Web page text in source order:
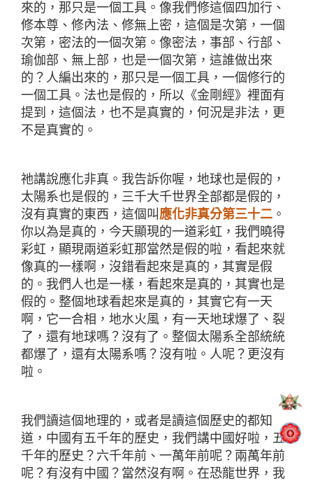
來的，那只是一個工具。像我們修這個四加行、
修本尊、修內法、修無上密，這個是次第，一個
次第，密法的一個次第。像密法，事部、行部、
瑜伽部、無上部，也是一個次第，這誰做出來
的？人編出來的，那只是一個工具，一個修行的
一個工具。法也是假的，所以《金剛經》裡面有
提到，這個法，也不是真實的，何況是非法，更
不是真實的。
祂講說應化非真。我告訴你喔，地球也是假的，
太陽系也是假的，三千大千世界全部都是假的，
沒有真實的東西，這個叫應化非真分第三十二 。
你以為是真的，今天顯現的一道彩虹，我們曉得
彩虹，顯現兩道彩虹那當然是假的啦，看起來就
像真的一樣啊，沒錯看起來是真的，其實是假
的。我們人也是一樣，看起來是真的，其實也是
假的。整個地球看起來是真的，其實它有一天
啊，它一合相，地水火風，有一天地球爆了、裂
了，還有地球嗎？沒有了。整個太陽系全部統統
都爆了，還有太陽系嗎？沒有啦。人呢？更沒有
啦。
我們讀這個地理的，或者是讀這個歷史的都知
道，中國有五千年的歷史，我們講中國好啦，五
千年的歷史？六千年前、一萬年前呢？兩萬年前
呢？有沒有中國？當然沒有啊。在恐龍世界，我